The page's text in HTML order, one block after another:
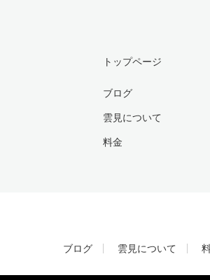
トップページ
ブログ
雲見について
料金
ブログ 雲見について